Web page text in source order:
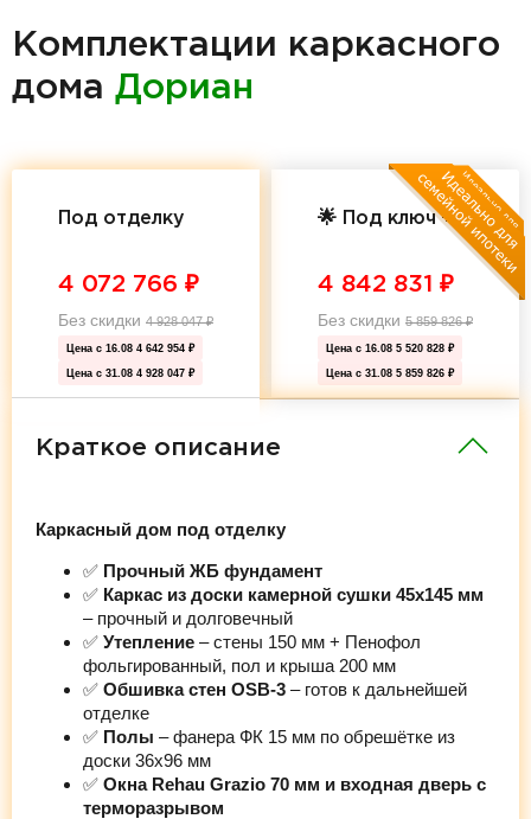
Комплектации каркасного
дома Дориан
Под отделку
4 072 766 ₽
Без скидки 4 928 047₽
Цена с 16.08 4 642 954 ₽
Цена с 31.08 4 928 047 ₽
🌟 Под ключ 🌟
4 842 831 ₽
Без скидки 5 859 826₽
Цена с 16.08 5 520 828 ₽
Цена с 31.08 5 859 826 ₽
Краткое описание
Каркасный дом под отделку
✅ Прочный ЖБ фундамент
✅ Каркас из доски камерной сушки 45х145 мм
– прочный и долговечный
✅ Утепление – стены 150 мм + Пенофол
фольгированный, пол и крыша 200 мм
✅ Обшивка стен OSB-3 – готов к дальнейшей
отделке
✅ Полы – фанера ФК 15 мм по обрешётке из
доски 36х96 мм
✅ Окна Rehau Grazio 70 мм и входная дверь с
терморазрывом